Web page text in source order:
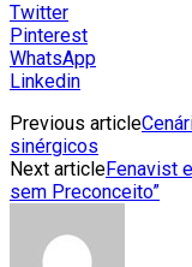
Twitter
Pinterest
WhatsApp
Linkedin
Previous article
sinérgicos
Next articleFenavist
sem Preconceito”